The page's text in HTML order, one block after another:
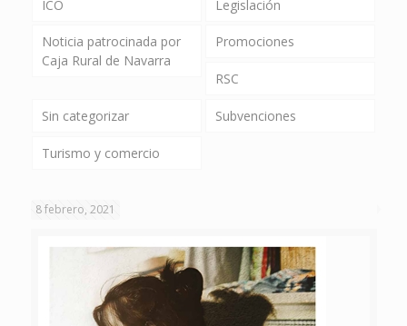
ICO Legislación
Noticia patrocinada por
Caja Rural de Navarra
Promociones
RSC
Sin categorizar Subvenciones
Turismo y comercio
8 febrero, 2021